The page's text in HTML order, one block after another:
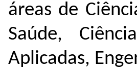
áreas de
Saúde,
Aplicadas,